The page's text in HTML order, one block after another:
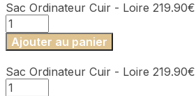
Sac Ordinateur Cuir - Loire 219.90€
quantité
de
Sac
Cuir
-
Ajouter au panier
Sac Ordinateur Cuir - Loire 219.90€
quantité